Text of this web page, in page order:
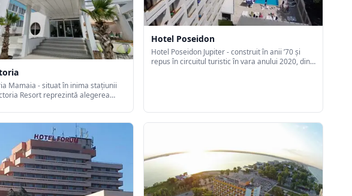
Mamaia - situat în inima stațiunii
Resort reprezintă alegerea
privilegiată de care se bucură
vă permite să admirați atât
lacul Siutghiol.
Hotel Poseidon
Hotel Poseidon Jupiter - construit în anii ’70 și
repus în circuitul turistic în vara anului 2020, din